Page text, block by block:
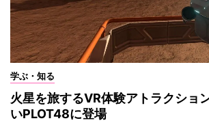
学ぶ・知る
火星を旅するVR体験アトラクシ
いPLOT48に登場